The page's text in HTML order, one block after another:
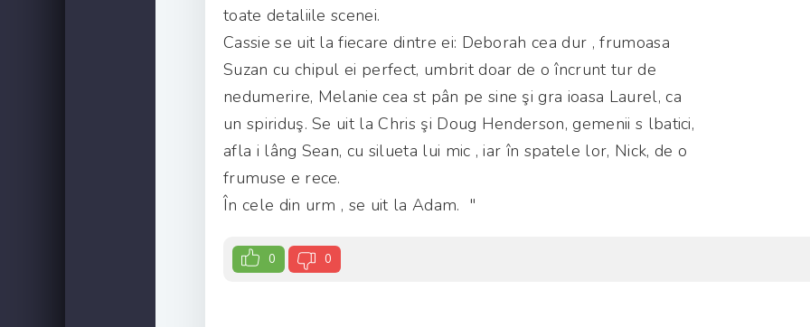
toate detaliile scenei.
Cassie se uit la fiecare dintre ei: Deborah cea dur , frumoasa
Suzan cu chipul ei perfect, umbrit doar de o încrunt tur de
nedumerire, Melanie cea st pân pe sine şi gra ioasa Laurel, ca
un spiriduş. Se uit la Chris şi Doug Henderson, gemenii s lbatici,
afla i lâng Sean, cu silueta lui mic , iar în spatele lor, Nick, de o
frumuse e rece.
În cele din urm , se uit la Adam. "
0 0